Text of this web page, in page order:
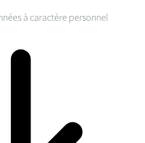
à caractère personnel